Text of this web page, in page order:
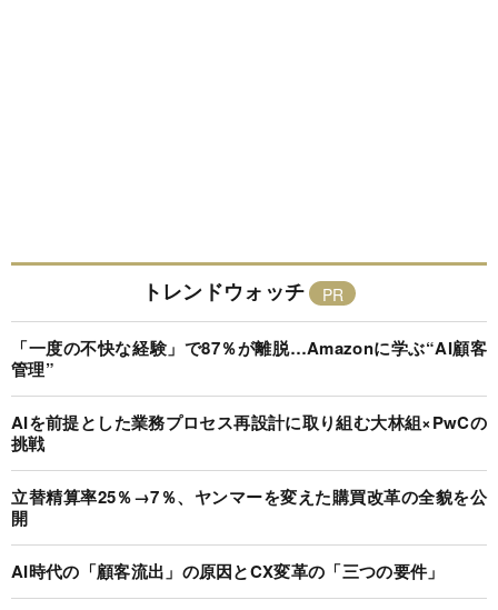
トレンドウォッチ
「一度の不快な経験」で87％が離脱…Amazonに学ぶ“AI顧客
管理”
AIを前提とした業務プロセス再設計に取り組む大林組×PwCの
挑戦
立替精算率25％→7％、ヤンマーを変えた購買改革の全貌を公
開
AI時代の「顧客流出」の原因とCX変革の「三つの要件」